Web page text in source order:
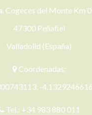
Cogeces del Monte Km
47300 Peñafiel
Valladolid (España)
Coordenadas:
-
Tel.: +34 983 880 011